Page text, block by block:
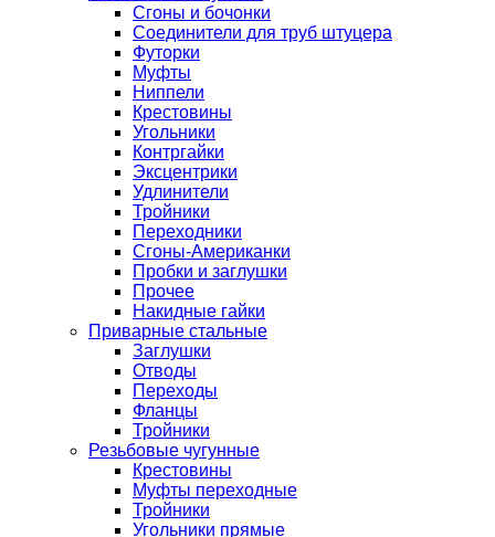
Сгоны и бочонки
Соединители для труб штуцера
Футорки
Муфты
Ниппели
Крестовины
Угольники
Контргайки
Эксцентрики
Удлинители
Тройники
Переходники
Сгоны-Американки
Пробки и заглушки
Прочее
Накидные гайки
Приварные стальные
Заглушки
Отводы
Переходы
Фланцы
Тройники
Резьбовые чугунные
Крестовины
Муфты переходные
Тройники
Угольники прямые